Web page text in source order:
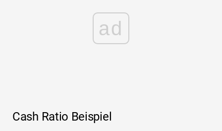
ad
Cash Ratio Beispiel